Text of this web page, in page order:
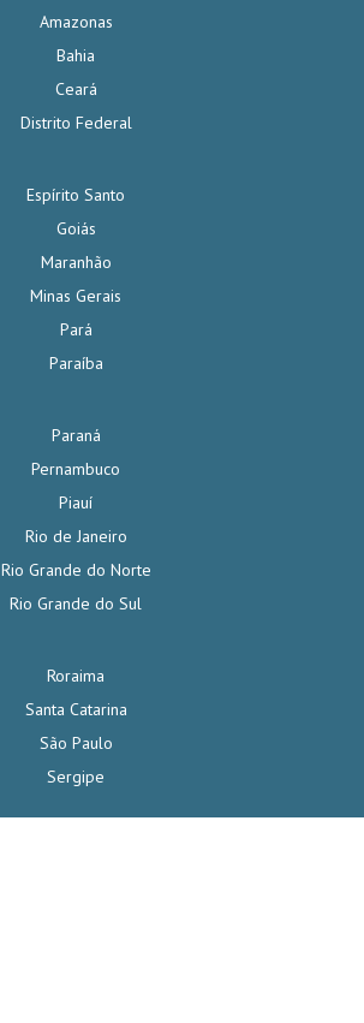
Amazonas
Bahia
Ceará
Distrito Federal
Espírito Santo
Goiás
Maranhão
Minas Gerais
Pará
Paraíba
Paraná
Pernambuco
Piauí
Rio de Janeiro
Rio Grande do Norte
Rio Grande do Sul
Roraima
Santa Catarina
São Paulo
Sergipe